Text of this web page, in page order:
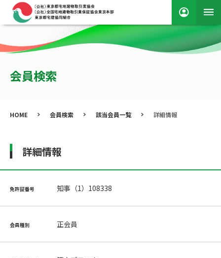
会員検索
HOME 会員検索 該当会員一覧 詳細情報
詳細情報
免許証番号 知事（1）108338
会員種別 正会員